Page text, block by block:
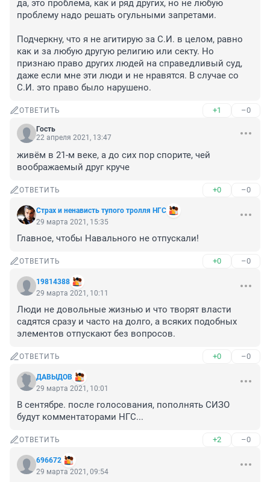
да, это проблема, как и ряд других, но не любую
проблему надо решать огульными запретами.
Подчеркну, что я не агитирую за С.И. в целом, равно
как и за любую другую религию или секту. Но
признаю право других людей на справедливый суд,
даже если мне эти люди и не нравятся. В случае со
С.И. это право было нарушено.
ОТВЕТИТЬ +1 –0
Гость
22 апреля 2021, 13:47
живём в 21-м веке, а до сих пор спорите, чей
воображаемый друг круче
ОТВЕТИТЬ +0 –0
Cтрах и ненависть тупoго тролля НГС
29 марта 2021, 15:35
Главное, чтобы Навального не отпускали!
ОТВЕТИТЬ +0 –0
19814388
29 марта 2021, 10:11
Люди не довольные жизнью и что творят власти
садятся сразу и часто на долго, а всяких подобных
элементов отпускают без вопросов.
ОТВЕТИТЬ +0 –0
ДАВЫДОВ
29 марта 2021, 10:01
В сентябре. после голосования, пополнять СИЗО
будут комментаторами НГС...
ОТВЕТИТЬ +2 –0
696672
29 марта 2021, 09:54